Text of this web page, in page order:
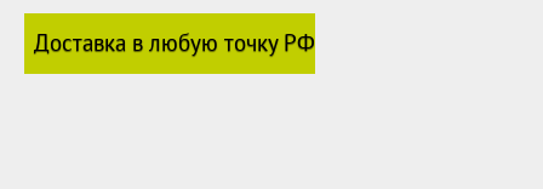
Доставка в любую точку РФ